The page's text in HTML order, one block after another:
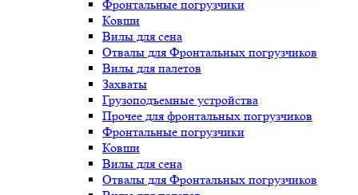
Фронтальные погрузчики
Ковши
Вилы для сена
Отвалы для Фронтальных погрузчиков
Вилы для палетов
Захваты
Грузоподъемные устройства
Прочее для фронтальных погрузчиков
Фронтальные погрузчики
Ковши
Вилы для сена
Отвалы для Фронтальных погрузчиков